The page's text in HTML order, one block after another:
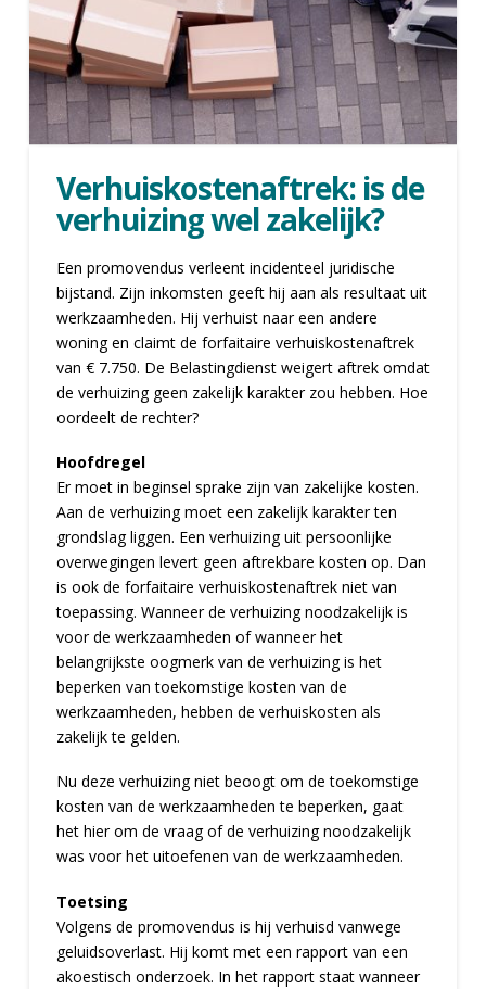
Verhuiskostenaftrek: is de
verhuizing wel zakelijk?
Een promovendus verleent incidenteel juridische
bijstand. Zijn inkomsten geeft hij aan als resultaat uit
werkzaamheden. Hij verhuist naar een andere
woning en claimt de forfaitaire verhuiskostenaftrek
van € 7.750. De Belastingdienst weigert aftrek omdat
de verhuizing geen zakelijk karakter zou hebben. Hoe
oordeelt de rechter?
Hoofdregel
Er moet in beginsel sprake zijn van zakelijke kosten.
Aan de verhuizing moet een zakelijk karakter ten
grondslag liggen. Een verhuizing uit persoonlijke
overwegingen levert geen aftrekbare kosten op. Dan
is ook de forfaitaire verhuiskostenaftrek niet van
toepassing. Wanneer de verhuizing noodzakelijk is
voor de werkzaamheden of wanneer het
belangrijkste oogmerk van de verhuizing is het
beperken van toekomstige kosten van de
werkzaamheden, hebben de verhuiskosten als
zakelijk te gelden.
Nu deze verhuizing niet beoogt om de toekomstige
kosten van de werkzaamheden te beperken, gaat
het hier om de vraag of de verhuizing noodzakelijk
was voor het uitoefenen van de werkzaamheden.
Toetsing
Volgens de promovendus is hij verhuisd vanwege
geluidsoverlast. Hij komt met een rapport van een
akoestisch onderzoek. In het rapport staat wanneer